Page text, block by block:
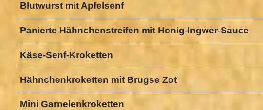
Blutwurst mit Apfelsenf
Panierte Hähnchenstreifen mit Honig-Ingwer-Sauce
Käse-Senf-Kroketten
Hähnchenkroketten mit Brugse Zot
Mini Garnelenkroketten